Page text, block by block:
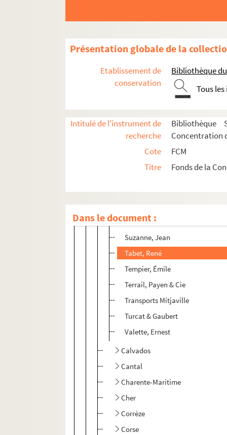
Présentation globale de la
Etablissement de
conservation
Bibliothèque
Tous
Intitulé de l'instrument de
recherche
Bibliothèque
Concentration
Cote
FCM
Titre
Fonds de la
Dans le document :
Pelle, Paul & Serindat, Antoine
Pin, Alfred
Pinatel, Raphaël
Ritterbeck, P.
Société méridionale
Suzanne, Jean
Tabet, René
Tempier, Émile
Terrail, Payen & Cie
Transports Mitjaville
Turcat & Gaubert
Valette, Ernest
Calvados
Cantal
Charente-Maritime
Cher
Corrèze
Corse